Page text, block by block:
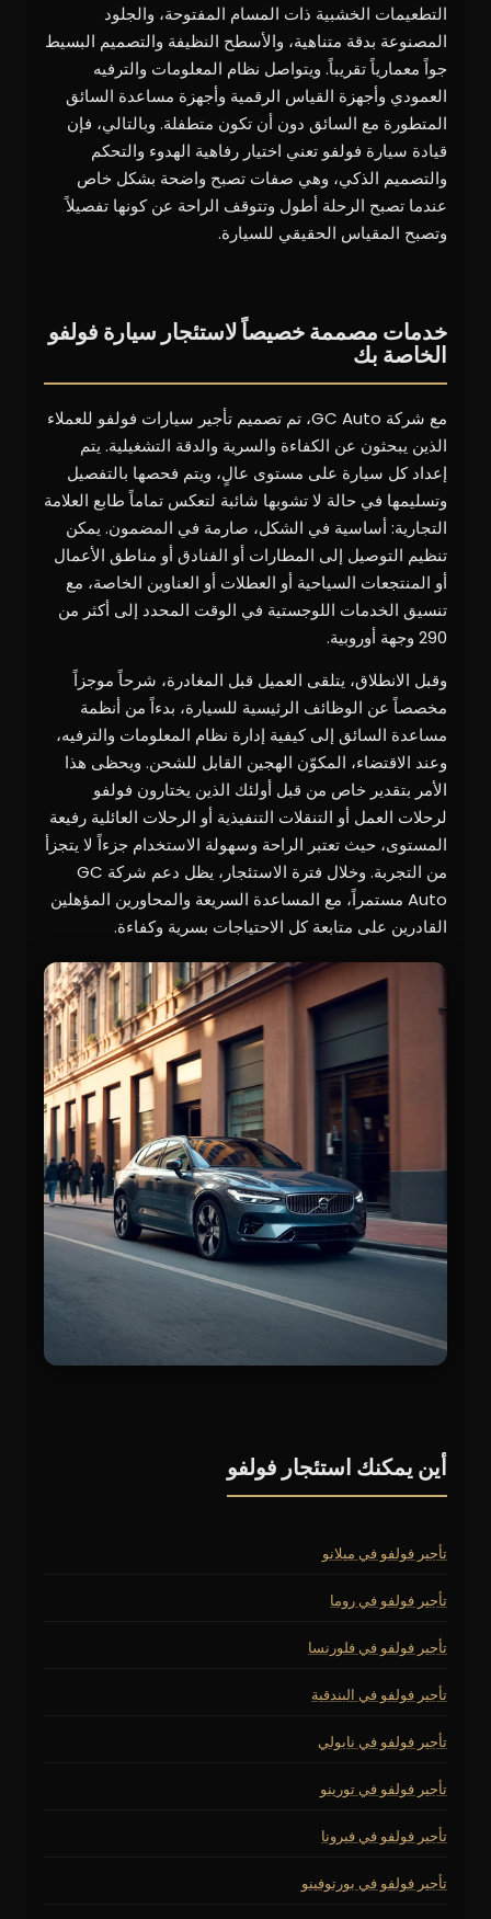
التطعيمات الخشبية ذات المسام المفتوحة، والجلود
المصنوعة بدقة متناهية، والأسطح النظيفة والتصميم البسيط
جواً معمارياً تقريباً. ويتواصل نظام المعلومات والترفيه
العمودي وأجهزة القياس الرقمية وأجهزة مساعدة السائق
المتطورة مع السائق دون أن تكون متطفلة. وبالتالي، فإن
قيادة سيارة فولفو تعني اختيار رفاهية الهدوء والتحكم
والتصميم الذكي، وهي صفات تصبح واضحة بشكل خاص
عندما تصبح الرحلة أطول وتتوقف الراحة عن كونها تفصيلاً
وتصبح المقياس الحقيقي للسيارة.
خدمات مصممة خصيصاً لاستئجار سيارة فولفو
الخاصة بك
مع شركة GC Auto، تم تصميم تأجير سيارات فولفو للعملاء
الذين يبحثون عن الكفاءة والسرية والدقة التشغيلية. يتم
إعداد كل سيارة على مستوى عالٍ، ويتم فحصها بالتفصيل
وتسليمها في حالة لا تشوبها شائبة لتعكس تماماً طابع العلامة
التجارية: أساسية في الشكل، صارمة في المضمون. يمكن
تنظيم التوصيل إلى المطارات أو الفنادق أو مناطق الأعمال
أو المنتجعات السياحية أو العطلات أو العناوين الخاصة، مع
تنسيق الخدمات اللوجستية في الوقت المحدد إلى أكثر من
290 وجهة أوروبية.
وقبل الانطلاق، يتلقى العميل قبل المغادرة، شرحاً موجزاً
مخصصاً عن الوظائف الرئيسية للسيارة، بدءاً من أنظمة
مساعدة السائق إلى كيفية إدارة نظام المعلومات والترفيه،
وعند الاقتضاء، المكوّن الهجين القابل للشحن. ويحظى هذا
الأمر بتقدير خاص من قبل أولئك الذين يختارون فولفو
لرحلات العمل أو التنقلات التنفيذية أو الرحلات العائلية رفيعة
المستوى، حيث تعتبر الراحة وسهولة الاستخدام جزءاً لا يتجزأ
من التجربة. وخلال فترة الاستئجار، يظل دعم شركة GC
Auto مستمراً، مع المساعدة السريعة والمحاورين المؤهلين
القادرين على متابعة كل الاحتياجات بسرية وكفاءة.
أين يمكنك استئجار فولفو
تأجير فولفو في ميلانو
تأجير فولفو في روما
تأجير فولفو في فلورنسا
تأجير فولفو في البندقية
تأجير فولفو في نابولي
تأجير فولفو في تورينو
تأجير فولفو في فيرونا
تأجير فولفو في بورتوفينو